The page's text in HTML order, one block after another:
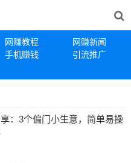
网赚教程
网赚新闻
手机赚钱
引流推广
：3个偏门小生意，简单易操